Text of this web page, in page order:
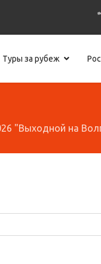
Туры за рубеж
"Выходной на